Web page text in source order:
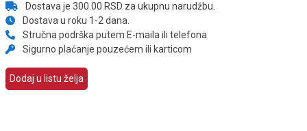
Dostava je 300.00 RSD za ukupnu narudžbu.
Dostava u roku 1-2 dana.
Stručna podrška putem E-maila ili telefona
Sigurno plaćanje pouzećem ili karticom
Dodaj u listu želja